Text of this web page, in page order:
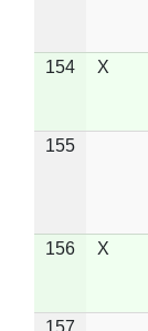
154
X
155
156 X
157